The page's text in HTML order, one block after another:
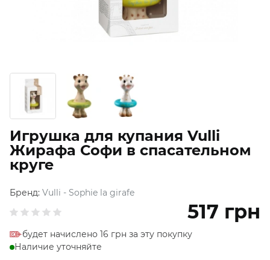
Игрушка для купания Vulli
Жирафа Софи в спасательном
круге
Бренд: Vulli - Sophie la girafe
517 грн
будет начислено 16 грн за эту покупку
Наличие уточняйте